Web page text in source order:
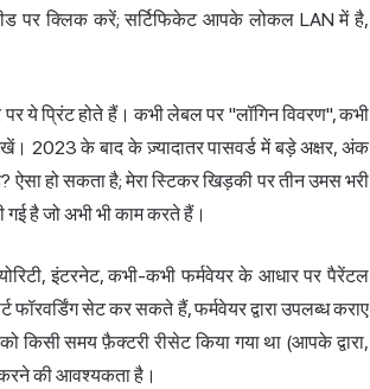
पर क्लिक करें; सर्टिफिकेट आपके लोकल LAN में है,
ये प्रिंट होते हैं। कभी लेबल पर "लॉगिन विवरण", कभी
2023 के बाद के ज़्यादातर पासवर्ड में बड़े अक्षर, अंक
हो सकता है; मेरा स्टिकर खिड़की पर तीन उमस भरी
है जो अभी भी काम करते हैं।
इंटरनेट, कभी-कभी फर्मवेयर के आधार पर पैरेंटल
सेट कर सकते हैं, फर्मवेयर द्वारा उपलब्ध कराए
किसी समय फ़ैक्टरी रीसेट किया गया था (आपके द्वारा,
करने की आवश्यकता है।